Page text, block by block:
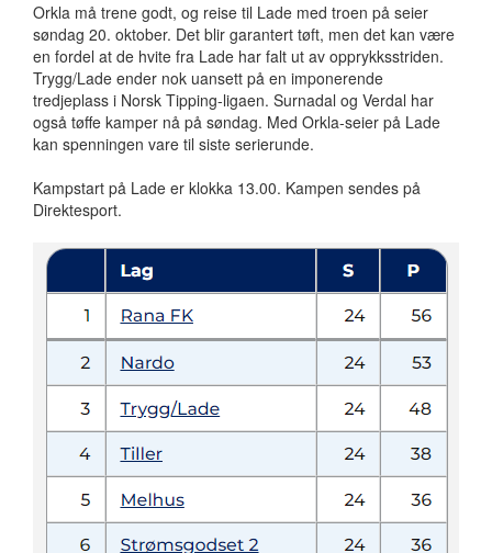
Orkla må trene godt, og reise til Lade med troen på seier
søndag 20. oktober. Det blir garantert tøft, men det kan være
en fordel at de hvite fra Lade har falt ut av opprykksstriden.
Trygg/Lade ender nok uansett på en imponerende
tredjeplass i Norsk Tipping-ligaen. Surnadal og Verdal har
også tøffe kamper nå på søndag. Med Orkla-seier på Lade
kan spenningen vare til siste serierunde.
Kampstart på Lade er klokka 13.00. Kampen sendes på
Direktesport.